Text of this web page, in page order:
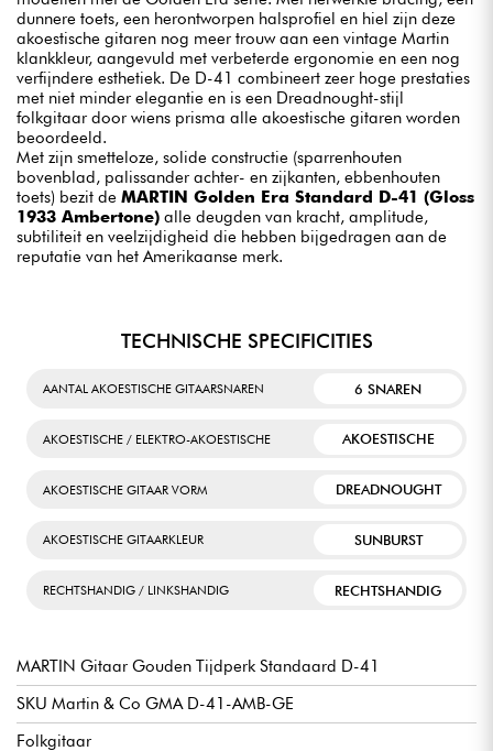
dunnere toets, een herontworpen halsprofiel en hiel zijn deze
akoestische gitaren nog meer trouw aan een vintage Martin
klankkleur, aangevuld met verbeterde ergonomie en een nog
verfijndere esthetiek. De D-41 combineert zeer hoge prestaties
met niet minder elegantie en is een Dreadnought-stijl
folkgitaar door wiens prisma alle akoestische gitaren worden
beoordeeld.
Met zijn smetteloze, solide constructie (sparrenhouten
bovenblad, palissander achter- en zijkanten, ebbenhouten
toets) bezit de MARTIN Golden Era Standard D-41 (Gloss
1933 Ambertone) alle deugden van kracht, amplitude,
subtiliteit en veelzijdigheid die hebben bijgedragen aan de
reputatie van het Amerikaanse merk.
TECHNISCHE SPECIFICITIES
AANTAL AKOESTISCHE GITAARSNAREN 6 SNAREN
AKOESTISCHE / ELEKTRO-AKOESTISCHE AKOESTISCHE
AKOESTISCHE GITAAR VORM DREADNOUGHT
AKOESTISCHE GITAARKLEUR SUNBURST
RECHTSHANDIG / LINKSHANDIG RECHTSHANDIG
MARTIN Gitaar Gouden Tijdperk Standaard D-41
SKU Martin & Co GMA D-41-AMB-GE
Folkgitaar